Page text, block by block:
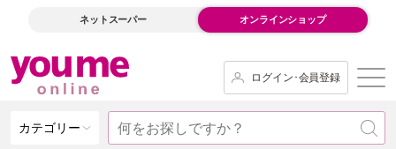
ネットスーパー オンラインショップ
ログイン･会員登録
カテゴリー